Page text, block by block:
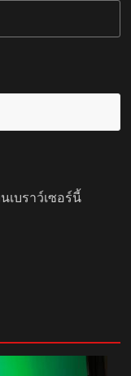
บราว์เซอร์นี้